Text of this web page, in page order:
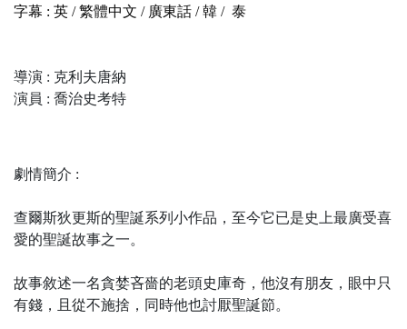
字幕 : 英 / 繁體中文 / 廣東話 / 韓 / 泰
導演 : 克利夫唐納
演員 : 喬治史考特
劇情簡介 :
查爾斯狄更斯的聖誕系列小作品，至今它已是史上最廣受喜
愛的聖誕故事之一。
故事敘述一名貪婪吝嗇的老頭史庫奇，他沒有朋友，眼中只
有錢，且從不施捨，同時他也討厭聖誕節。